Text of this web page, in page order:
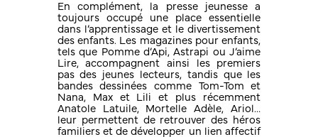
En complément, la presse jeunesse a
toujours occupé une place essentielle
dans l’apprentissage et le divertissement
des enfants. Les magazines pour enfants,
tels que Pomme d’Api, Astrapi ou J’aime
Lire, accompagnent ainsi les premiers
pas des jeunes lecteurs, tandis que les
bandes dessinées comme Tom-Tom et
Nana, Max et Lili et plus récemment
Anatole Latuile, Mortelle Adèle, Ariol…
leur permettent de retrouver des héros
familiers et de développer un lien affectif